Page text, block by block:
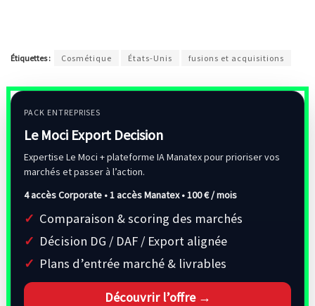
Étiquettes : Cosmétique États-Unis fusions et acquisitions
PACK ENTREPRISES
Le Moci Export Decision
Expertise Le Moci + plateforme IA Manatex pour prioriser vos
marchés et passer à l’action.
4 accès Corporate • 1 accès Manatex •100 € / mois
Comparaison & scoring des marchés
Décision DG / DAF / Export alignée
Plans d’entrée marché & livrables
Découvrir l’offre →